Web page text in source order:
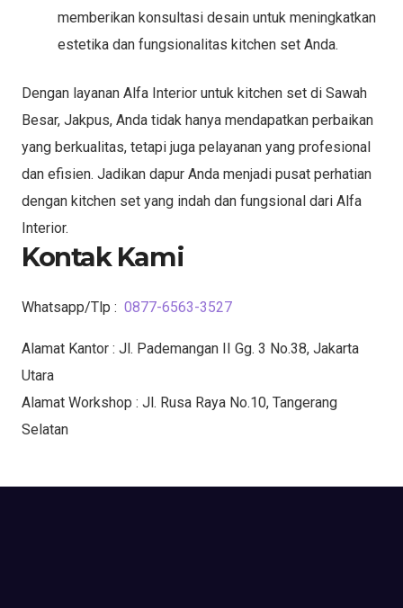
memberikan konsultasi desain untuk meningkatkan
estetika dan fungsionalitas kitchen set Anda.
Dengan layanan Alfa Interior untuk kitchen set di Sawah
Besar, Jakpus, Anda tidak hanya mendapatkan perbaikan
yang berkualitas, tetapi juga pelayanan yang profesional
dan efisien. Jadikan dapur Anda menjadi pusat perhatian
dengan kitchen set yang indah dan fungsional dari Alfa
Interior.
Kontak Kami
Whatsapp/Tlp : 0877-6563-3527
Alamat Kantor : Jl. Pademangan II Gg. 3 No.38, Jakarta
Utara
Alamat Workshop : Jl. Rusa Raya No.10, Tangerang
Selatan